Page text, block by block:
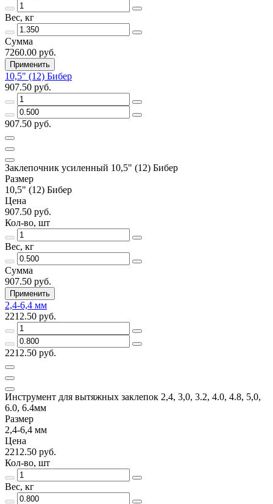
Вес, кг
Сумма
7260.00 руб.
Применить
10,5" (12) Бибер
907.50 руб.
907.50 руб.
Заклепочник усиленный 10,5" (12) Бибер
Размер
10,5" (12) Бибер
Цена
907.50 руб.
Кол-во, шт
Вес, кг
Сумма
907.50 руб.
Применить
2,4-6,4 мм
2212.50 руб.
2212.50 руб.
Инструмент для вытяжных заклепок 2,4, 3,0, 3.2, 4.0, 4.8, 5,0,
6.0, 6.4мм
Размер
2,4-6,4 мм
Цена
2212.50 руб.
Кол-во, шт
Вес, кг